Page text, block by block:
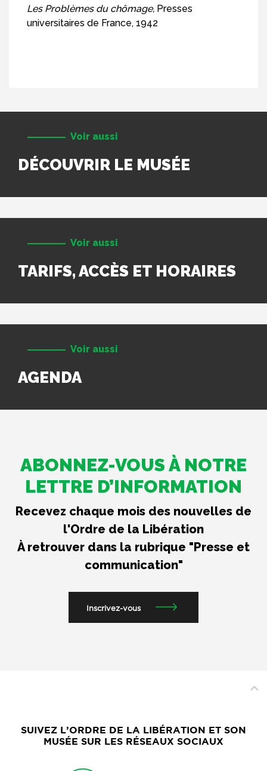
Les Problèmes du chômage, Presses
universitaires de France, 1942
Voir aussi
DÉCOUVRIR LE MUSÉE
Voir aussi
TARIFS, ACCÈS ET HORAIRES
Voir aussi
AGENDA
ABONNEZ-VOUS À NOTRE
LETTRE D’INFORMATION
Recevez chaque mois des nouvelles de
l'Ordre de la Libération
À retrouver dans la rubrique "Presse et
communication"
Inscrivez-vous
SUIVEZ L’ORDRE DE LA LIBÉRATION ET SON
MUSÉE SUR LES RÉSEAUX SOCIAUX